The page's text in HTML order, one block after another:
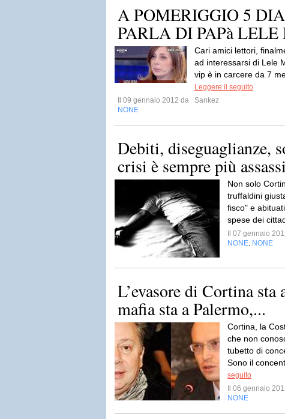
A POMERIGGIO 5
PARLA DI PAPà LELE
Cari amici lettori,
ad interessarsi di Lele
vip è in carcere da 7
Leggere il seguito
Il 09 gennaio 2012 da
Sankez
NONE
Debiti, diseguaglianze,
crisi è sempre più
Non solo
truffaldini
fisco" e
spese dei
Il 07 gennaio
NONE NONE
L’evasore di Cortina
mafia sta a Palermo,...
Cortina, la
che non
tubetto di
Sono il
seguito
Il 06 gennaio
NONE